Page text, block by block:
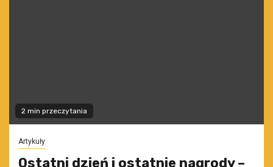
2 min przeczytania
Artykuły
Ostatni dzień i ostatnie nagrody –